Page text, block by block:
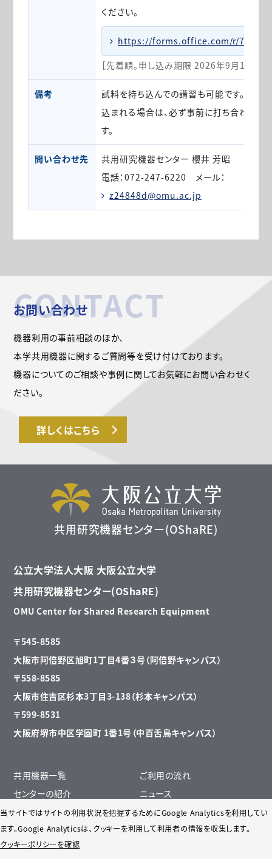
ください。
https://forms.office.com/r/
［先着順。申し込み期限 2026年9月11日（金
備考
試料を持ち込んでの講習も可能です。なお、
込まれる場合は、必ず事前に打ち合わせを
す。
問い合わせ先
共用研究機器センター 櫻井 芳昭
電話：072-247-6220 メール：
z24848d@omu.ac.jp
当サイトではサイトの利用状況を把握するためにGoogle Analyticsを利用してい
ます。Google Analyticsは、 クッキーを利用して利用者の情報を収集します。
クッキーポリシーを確認
CONTACT
お問い合わせ
機器利用の事前相談のほか、
本学共用機器に関するご質問等を受け付けております。
機器についてのご相談や事例に関してお気軽にお問い合わせく
ださい。
詳しくはこちら
共用研究機器センター(OShaRE)
公立大学法人大阪 大阪公立大学
共用研究機器センター(OShaRE)
OMU Center for Shared Research Equipment
〒545-8585
大阪市阿倍野区旭町1丁目4番３号（阿倍野キャンパス）
〒558-8585
大阪市住吉区杉本3丁目3-138（杉本キャンパス）
〒599-8531
大阪府堺市中区学園町 1番1号（中百舌鳥キャンパス）
共用機器一覧
センターの紹介
遠隔操作について
クリーンルーム
ご利用の流れ
ニュース
リサイクル掲示板・リンク先一覧